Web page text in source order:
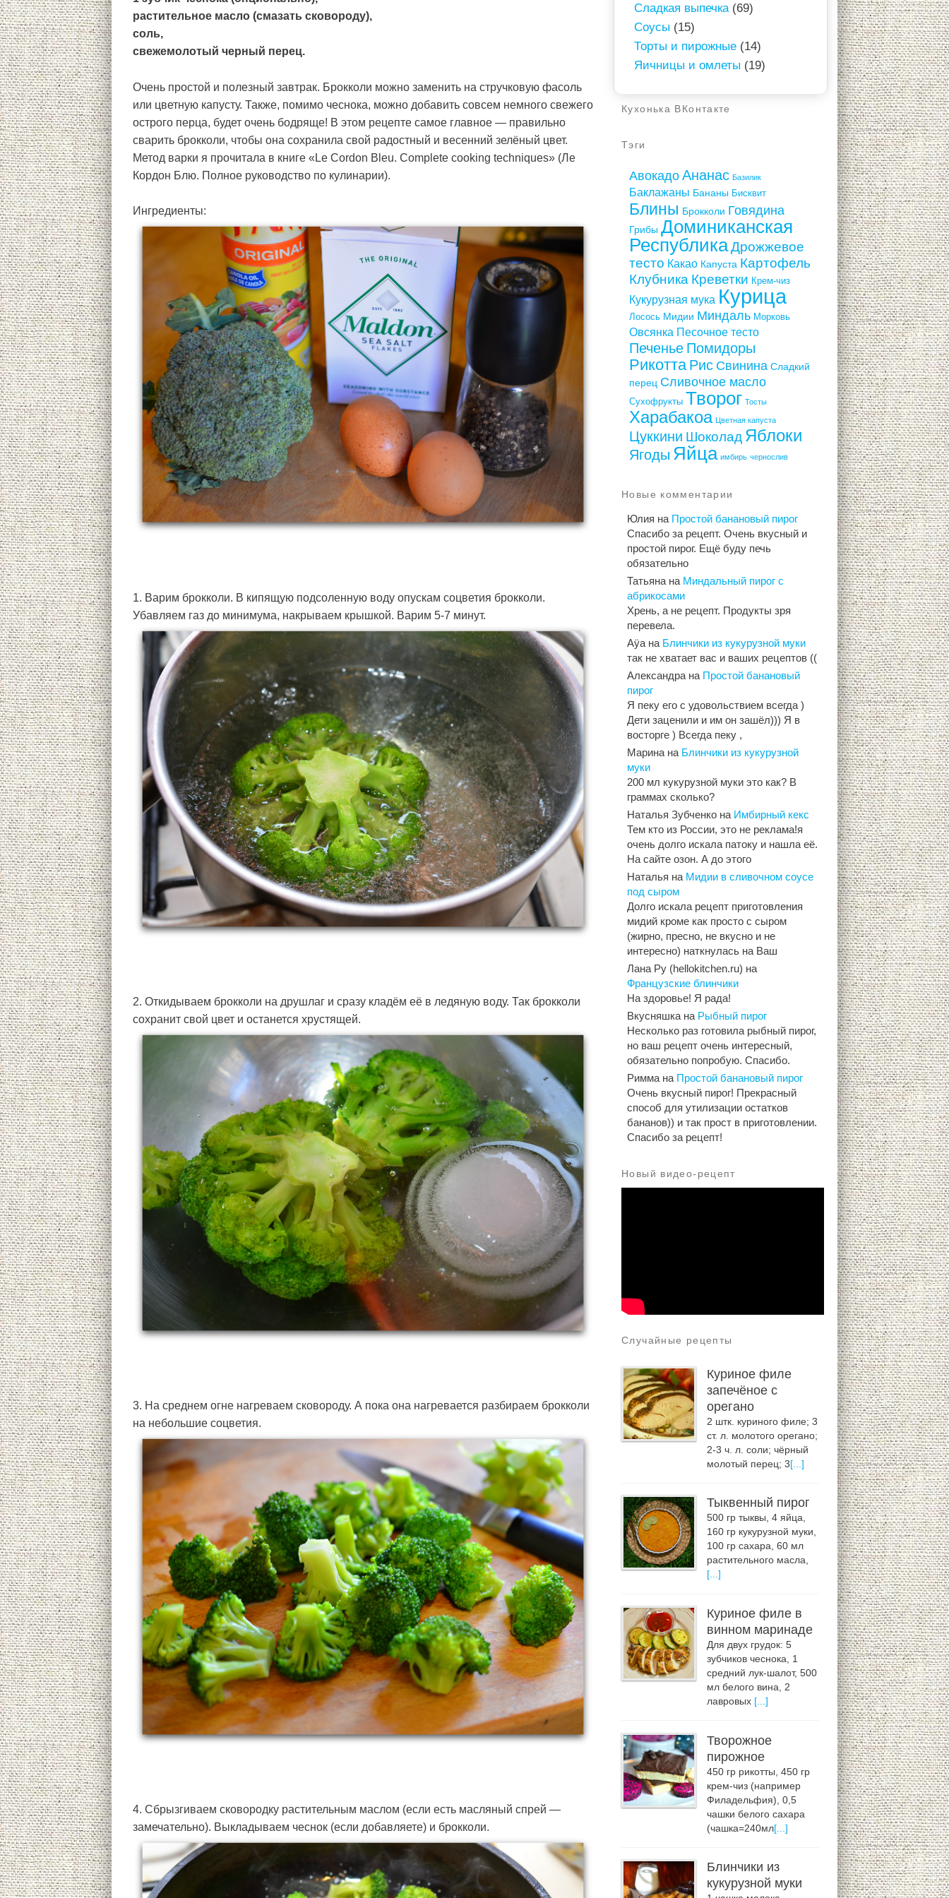
растительное масло (смазать сковороду),
соль,
свежемолотый черный перец.
Очень простой и полезный завтрак. Брокколи можно заменить на стручковую фасоль
или цветную капусту. Также, помимо чеснока, можно добавить совсем немного свежего
острого перца, будет очень бодряще! В этом рецепте самое главное — правильно
сварить брокколи, чтобы она сохранила свой радостный и весенний зелёный цвет.
Метод варки я прочитала в книге «Le Cordon Bleu. Complete cooking techniques» (Ле
Кордон Блю. Полное руководство по кулинарии).
Ингредиенты:
1. Варим брокколи. В кипящую подсоленную воду опускам соцветия брокколи.
Убавляем газ до минимума, накрываем крышкой. Варим 5-7 минут.
2. Откидываем брокколи на друшлаг и сразу кладём её в ледяную воду. Так брокколи
сохранит свой цвет и останется хрустящей.
3. На среднем огне нагреваем сковороду. А пока она нагревается разбираем брокколи
на небольшие соцветия.
4. Сбрызгиваем сковородку растительным маслом (если есть масляный спрей —
замечательно). Выкладываем чеснок (если добавляете) и брокколи.
Сладкая выпечка(69)
Соусы (15)
Торты и пирожные (14)
Яичницы и омлеты (19)
Кухонька ВКонтакте
Тэги
Авокадо Ананас Базилик
Баклажаны Бананы Бисквит
Блины Брокколи Говядина
Грибы Доминиканская
РеспубликаДрожжевое
тесто Какао Капуста Картофель
Клубника Креветки Крем-чиз
Кукурузная мука Курица
Лосось Мидии Миндаль Морковь
Овсянка Песочное тесто
Печенье Помидоры
Рикотта Рис Свинина Сладкий
перец Сливочное масло
Сухофрукты Творог Тосты
Харабакоа Цветная капуста
Цуккини Шоколад Яблоки
Ягоды Яйца имбирь чернослив
Новые комментарии
Юлия на Простой банановый пирог
Спасибо за рецепт. Очень вкусный и
простой пирог. Ещё буду печь
обязательно
Татьяна на Миндальный пирог с
абрикосами
Хрень, а не рецепт. Продукты зря
перевела.
Aÿa на Блинчики из кукурузной муки
так не хватает вас и ваших рецептов ((
Александра на Простой банановый
пирог
Я пеку его с удовольствием всегда )
Дети заценили и им он зашёл))) Я в
восторге ) Всегда пеку ,
Марина на Блинчики из кукурузной
муки
200 мл кукурузной муки это как? В
граммах сколько?
Наталья Зубченко на Имбирный кекс
Тем кто из России, это не реклама!я
очень долго искала патоку и нашла её.
На сайте озон. А до этого
Наталья на Мидии в сливочном соусе
под сыром
Долго искала рецепт приготовления
мидий кроме как просто с сыром
(жирно, пресно, не вкусно и не
интересно) наткнулась на Ваш
Лана Ру (hellokitchen.ru) на
Французские блинчики
На здоровье! Я рада!
Вкусняшка на Рыбный пирог
Несколько раз готовила рыбный пирог,
но ваш рецепт очень интересный,
обязательно попробую. Спасибо.
Римма на Простой банановый пирог
Очень вкусный пирог! Прекрасный
способ для утилизации остатков
бананов)) и так прост в приготовлении.
Спасибо за рецепт!
Новый видео-рецепт
Случайные рецепты
Куриное филе
запечёное с
орегано
2 штк. куриного филе; 3
ст. л. молотого орегано;
2-3 ч. л. соли; чёрный
молотый перец; 3 [...]
Тыквенный пирог
500 гр тыквы, 4 яйца,
160 гр кукурузной муки,
100 гр сахара, 60 мл
растительного масла,
[...]
Куриное филе в
винном маринаде
Для двух грудок: 5
зубчиков чеснока, 1
средний лук-шалот, 500
мл белого вина, 2
лавровых [...]
Творожное
пирожное
450 гр рикотты, 450 гр
крем-чиз (например
Филадельфия), 0,5
чашки белого сахара
(чашка=240мл[...]
Блинчики из
кукурузной муки